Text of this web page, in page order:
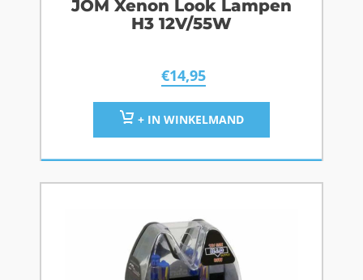
JOM Xenon Look Lampen
H3 12V/55W
€14,95
+ IN WINKELMAND